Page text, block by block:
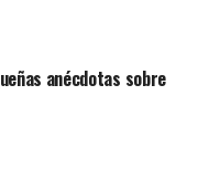
anécdotas sobre